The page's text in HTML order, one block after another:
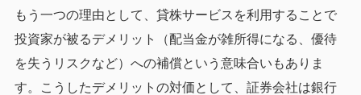
もう一つの理由として、貸株サービスを利用することで
投資家が被るデメリット（配当金が雑所得になる、優待
を失うリスクなど）への補償という意味合いもありま
す。こうしたデメリットの対価として、証券会社は銀行